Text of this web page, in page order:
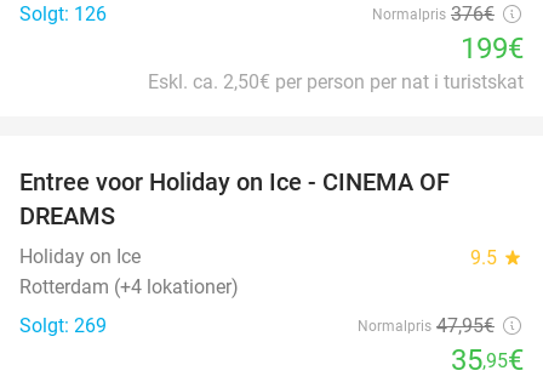
Solgt: 126
Normalpris 376€
199€
Eskl. ca. 2,50€ per person per nat i turistskat
Entree voor Holiday on Ice - CINEMA OF
DREAMS
Holiday on Ice 9.5 star
Rotterdam (+4 lokationer)
Solgt: 269
Normalpris 47,95€
35,95€